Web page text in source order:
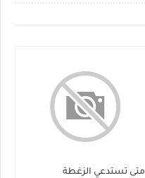
متى تستدعي الزغطة